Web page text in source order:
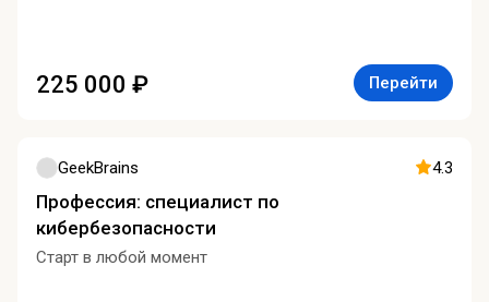
225 000 ₽ Перейти
GeekBrains 4.3
Профессия: специалист по
кибербезопасности
Старт в любой момент